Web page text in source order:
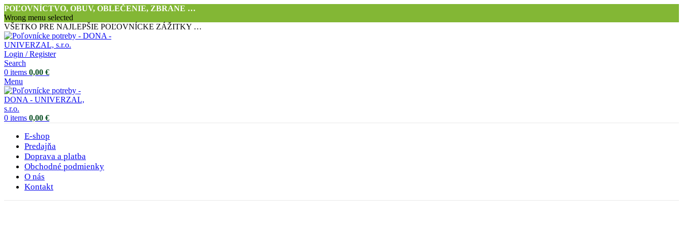
POĽOVNÍCTVO, OBUV, OBLEČENIE, ZBRANE …
Wrong menu selected
VŠETKO PRE NAJLEPŠIE POĽOVNÍCKE ZÁŽITKY …
Login / Register
Search
0 items 0,00 €
Menu
0 items 0,00 €
E-shop
Predajňa
Doprava a platba
Obchodné podmienky
O nás
Kontakt